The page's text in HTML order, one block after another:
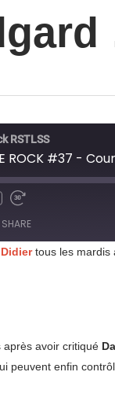
RSTLSS
ROCK #37 -
Fast
30
seconds
SHARE
Didiertous les mardis
après avoir critiqué
peuvent enfin